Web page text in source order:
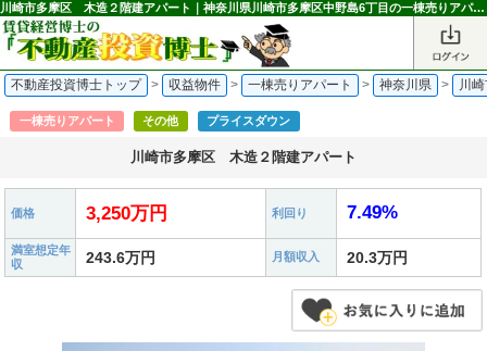
川崎市多摩区 木造２階建アパート｜神奈川県川崎市多摩区中野島6丁目の一棟売りアパート 3,250万円 中野島駅｜不動産投資博士
不動産投資博士トップ > 収益物件 > 一棟売りアパート > 神奈川県 > 川
一棟売りアパート その他 プライスダウン
川崎市多摩区 木造２階建アパート
価格 3,250万円 利回り 7.49%
満室想定年
収
243.6万円 月額収入 20.3万円